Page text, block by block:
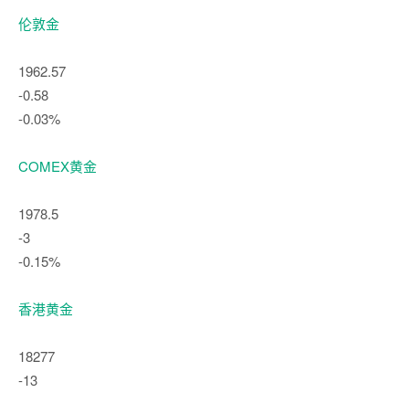
伦敦金
1962.57
-0.58
-0.03%
COMEX黄金
1978.5
-3
-0.15%
香港黄金
18277
-13